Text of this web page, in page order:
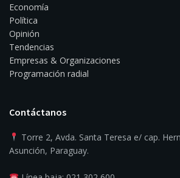
Economía
Política
Opinión
Tendencias
Empresas & Organizaciones
Programación radial
Contáctanos
Torre 2, Avda. Santa Teresa e/ cap.
Asunción, Paraguay.